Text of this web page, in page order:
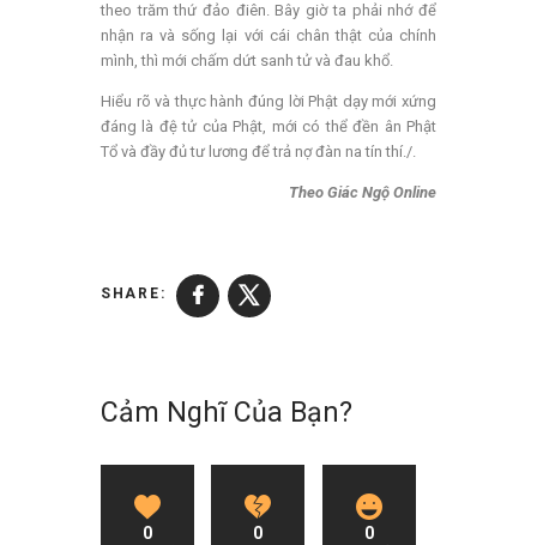
theo trăm thứ đảo điên. Bây giờ ta phải nhớ để
nhận ra và sống lại với cái chân thật của chính
mình, thì mới chấm dứt sanh tử và đau khổ.
Hiểu rõ và thực hành đúng lời Phật dạy mới xứng
đáng là đệ tử của Phật, mới có thể đền ân Phật
Tổ và đầy đủ tư lương để trả nợ đàn na tín thí./.
Theo Giác Ngộ Online
SHARE:
Cảm Nghĩ Của Bạn?
0 0 0